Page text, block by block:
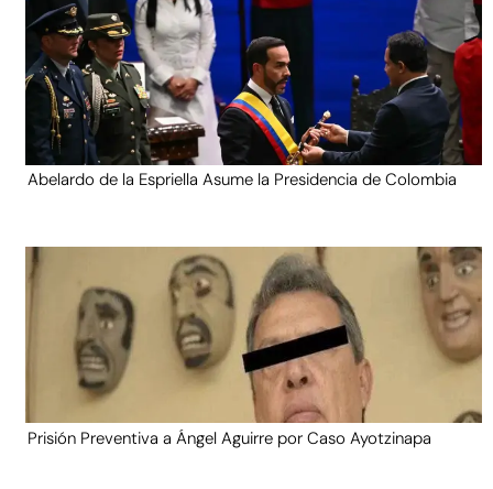
Abelardo de la Espriella Asume la Presidencia de Colombia
Prisión Preventiva a Ángel Aguirre por Caso Ayotzinapa